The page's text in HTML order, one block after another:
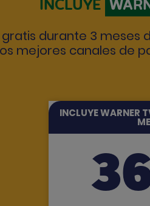
INCLUYE
durante 3 meses
mejores canales de
INCLUYE WARNER